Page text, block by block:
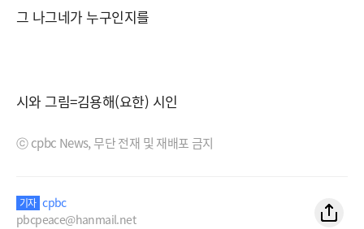
그 나그네가 누구인지를
시와 그림=김용해(요한) 시인
ⓒ cpbc News, 무단 전재 및 재배포 금지
기자 cpbc
pbcpeace@hanmail.net